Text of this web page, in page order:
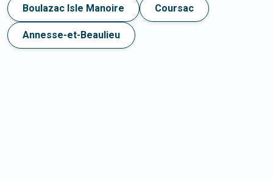
Boulazac Isle Manoire Coursac
Annesse-et-Beaulieu